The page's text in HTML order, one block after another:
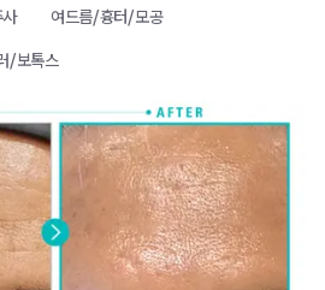
여드름/흉터/모공
/보톡스